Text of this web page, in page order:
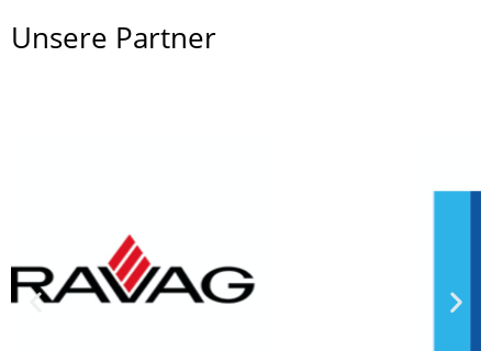
Unsere Partner